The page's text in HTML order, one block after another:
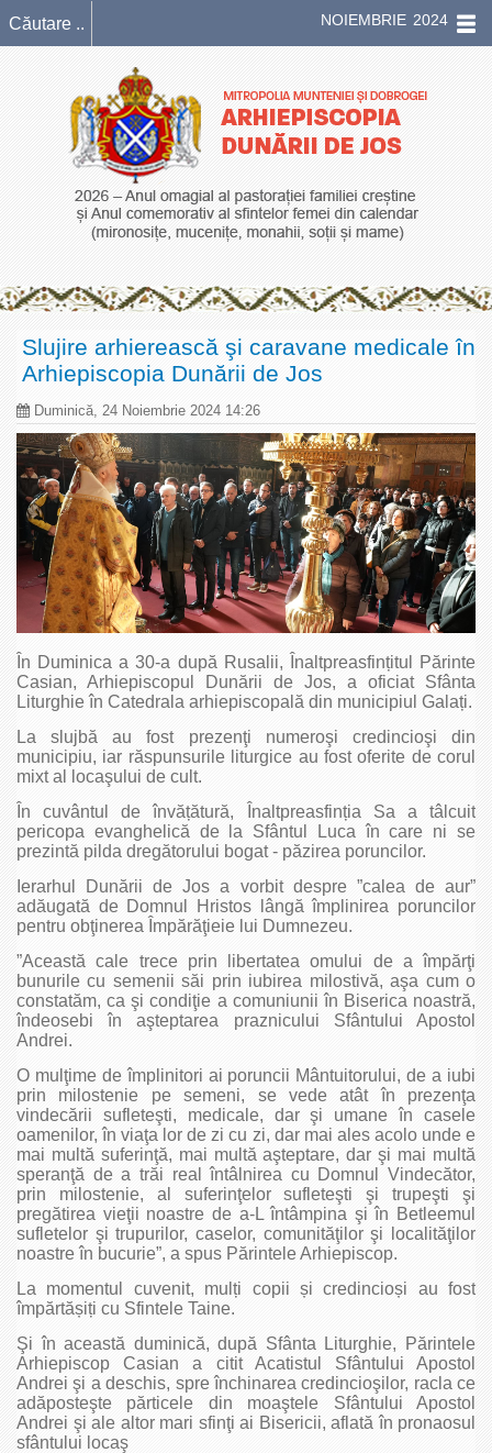
NOIEMBRIE 2024
Slujire arhierească şi caravane medicale în
Arhiepiscopia Dunării de Jos
Duminică, 24 Noiembrie 2024 14:26
În Duminica a 30-a după Rusalii, Înaltpreasfințitul Părinte
Casian, Arhiepiscopul Dunării de Jos, a oficiat Sfânta
Liturghie în Catedrala arhiepiscopală din municipiul Galați.
La slujbă au fost prezenţi numeroşi credincioşi din
municipiu, iar răspunsurile liturgice au fost oferite de corul
mixt al locaşului de cult.
În cuvântul de învățătură, Înaltprea­sfinția Sa a tâlcuit
pericopa evanghelică de la Sfântul Luca în care ni se
prezintă pilda dregătorului bogat - păzirea poruncilor.
Ierarhul Dunării de Jos a vorbit despre ”calea de aur”
adăugată de Domnul Hristos lângă împlinirea poruncilor
pentru obţinerea Împărăţieie lui Dumnezeu.
”Această cale trece prin libertatea omului de a împărţi
bunurile cu semenii săi prin iubirea milostivă, aşa cum o
constatăm, ca şi condiţie a comuniunii în Biserica noastră,
îndeosebi în aşteptarea praznicului Sfântului Apostol
Andrei.
O mulţime de împlinitori ai poruncii Mântuitorului, de a iubi
prin milostenie pe semeni, se vede atât în prezenţa
vindecării sufleteşti, medicale, dar şi umane în casele
oamenilor, în viaţa lor de zi cu zi, dar mai ales acolo unde e
mai multă suferinţă, mai multă aşteptare, dar şi mai multă
speranţă de a trăi real întâlnirea cu Domnul Vindecător,
prin milostenie, al suferinţelor sufleteşti şi trupeşti şi
pregătirea vieţii noastre de a-L întâmpina şi în Betleemul
sufletelor şi trupurilor, caselor, comunităţilor şi localităţilor
noastre în bucurie”, a spus Părintele Arhiepiscop.
La momentul cuvenit, mulți copii și credincioși au fost
împărtășiți cu Sfintele Taine.
Şi în această duminică, după Sfânta Liturghie, Părintele
Arhiepiscop Casian a citit Acatistul Sfântului Apostol
Andrei şi a deschis, spre închinarea credincioşilor, racla ce
adăposteşte părticele din moaştele Sfântului Apostol
Andrei şi ale altor mari sfinţi ai Bisericii, aflată în pronaosul
sfântului locaş